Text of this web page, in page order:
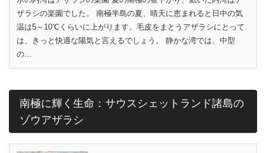
ザラシの楽園でした。 南極半島の夏、晴天に恵まれると日中の気
温は5～10℃くらいに上がります。毛皮をまとうアザラシにとって
は、きっと快適な陽気と言えるでしょう。 静かな湾では、中型
の...
南極に輝く生命：サウスシェットランド諸島の
ゾウアザラシ